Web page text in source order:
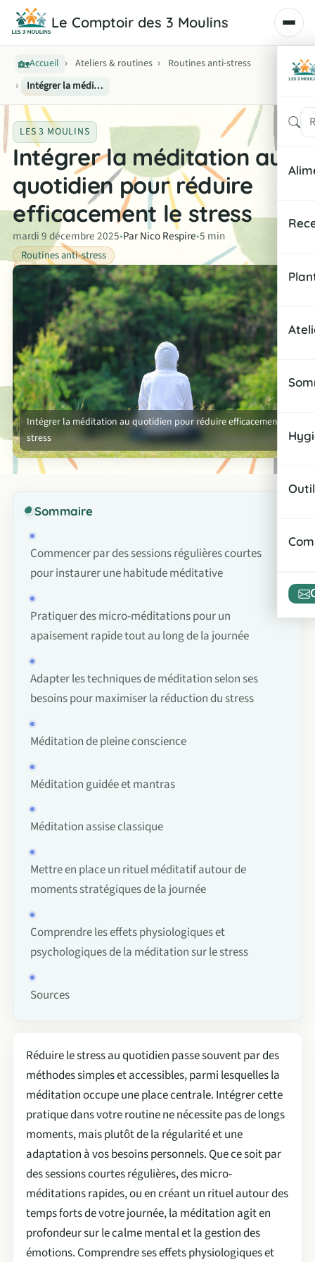
Le Comptoir des 3 Moulins
🏡Accueil › Ateliers & routines ›
Routines anti-stress
›
Intégrer la méditation au quotidien pour réduire efficacement le stress
LES 3 MOULINS
Intégrer la méditation au
quotidien pour réduire
efficacement le stress
mardi 9 décembre 2025•Par Nico Respire•5 min
Routines anti-stress
Intégrer la méditation au quotidien pour réduire efficacement le
stress
Sommaire
Commencer par des sessions régulières courtes
pour instaurer une habitude méditative
Pratiquer des micro-méditations pour un
apaisement rapide tout au long de la journée
Adapter les techniques de méditation selon ses
besoins pour maximiser la réduction du stress
Méditation de pleine conscience
Méditation guidée et mantras
Méditation assise classique
Mettre en place un rituel méditatif autour de
moments stratégiques de la journée
Comprendre les effets physiologiques et
psychologiques de la méditation sur le stress
Sources
Réduire le stress au quotidien passe souvent par des
méthodes simples et accessibles, parmi lesquelles la
méditation occupe une place centrale. Intégrer cette
pratique dans votre routine ne nécessite pas de longs
moments, mais plutôt de la régularité et une
adaptation à vos besoins personnels. Que ce soit par
des sessions courtes régulières, des micro-
méditations rapides, ou en créant un rituel autour des
temps forts de votre journée, la méditation agit en
profondeur sur le calme mental et la gestion des
émotions. Comprendre ses effets physiologiques et